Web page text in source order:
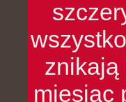
znikają
miesiąc